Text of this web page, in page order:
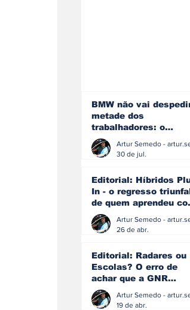
BMW não vai
metade dos
trabalhadores: o
problema é o
que muitos decidiram
30 de jul.
Editorial: Híbridos
In - o regresso
de quem aprendeu
os erros do passado
26 de abr.
Editorial: Radares ou
Escolas? O erro de
achar que a GNR
resolve o que a
educação falhou
19 de abr.